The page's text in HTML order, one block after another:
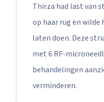
Thirza had last van
op haar rug en wilde
laten doen. Deze
met 6 RF-
behandelingen
verminderen.